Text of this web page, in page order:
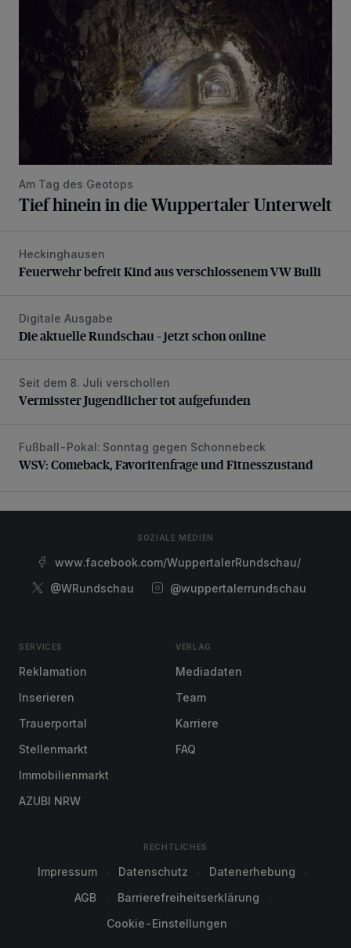
Am Tag des Geotops
Tief hinein in die Wuppertaler Unterwelt
Feuerwehr befreit Kind aus verschlossenem VW Bulli
Heckinghausen
Feuerwehr befreit Kind aus verschlossenem VW Bulli
Die aktuelle Rundschau – jetzt schon online
Digitale Ausgabe
Die aktuelle Rundschau – jetzt schon online
Vermisster Jugendlicher tot aufgefunden
Seit dem 8. Juli verschollen
Vermisster Jugendlicher tot aufgefunden
WSV: Comeback, Favoritenfrage und Fitnesszustand
Fußball-Pokal: Sonntag gegen Schonnebeck
WSV: Comeback, Favoritenfrage und Fitnesszustand
SOZIALE MEDIEN
www.facebook.com/WuppertalerRundschau/
@WRundschau
@wuppertalerrundschau
SERVICES
Reklamation
Inserieren
Trauerportal
Stellenmarkt
Immobilienmarkt
AZUBI NRW
VERLAG
Mediadaten
Team
Karriere
FAQ
RECHTLICHES
Impressum Datenschutz
Datenerhebung
AGB
Barrierefreiheitserklärung
Cookie-Einstellungen